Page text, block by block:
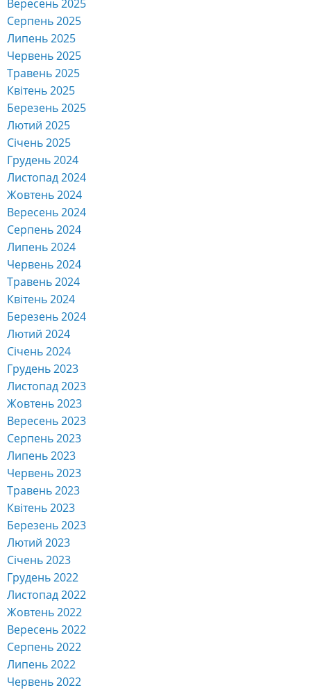
Вересень 2025
Серпень 2025
Липень 2025
Червень 2025
Травень 2025
Квітень 2025
Березень 2025
Лютий 2025
Січень 2025
Грудень 2024
Листопад 2024
Жовтень 2024
Вересень 2024
Серпень 2024
Липень 2024
Червень 2024
Травень 2024
Квітень 2024
Березень 2024
Лютий 2024
Січень 2024
Грудень 2023
Листопад 2023
Жовтень 2023
Вересень 2023
Серпень 2023
Липень 2023
Червень 2023
Травень 2023
Квітень 2023
Березень 2023
Лютий 2023
Січень 2023
Грудень 2022
Листопад 2022
Жовтень 2022
Вересень 2022
Серпень 2022
Липень 2022
Червень 2022